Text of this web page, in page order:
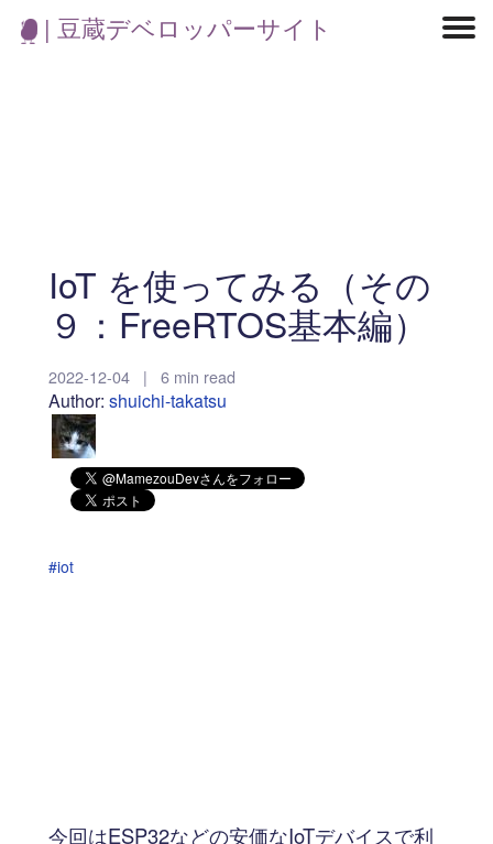
| 豆蔵デベロッパーサイト
IoT を使ってみる（その
９：FreeRTOS基本編）
2022-12-04 | 6 min read
Author: shuichi-takatsu
#iot
今回はESP32などの安価なIoTデバイスで利